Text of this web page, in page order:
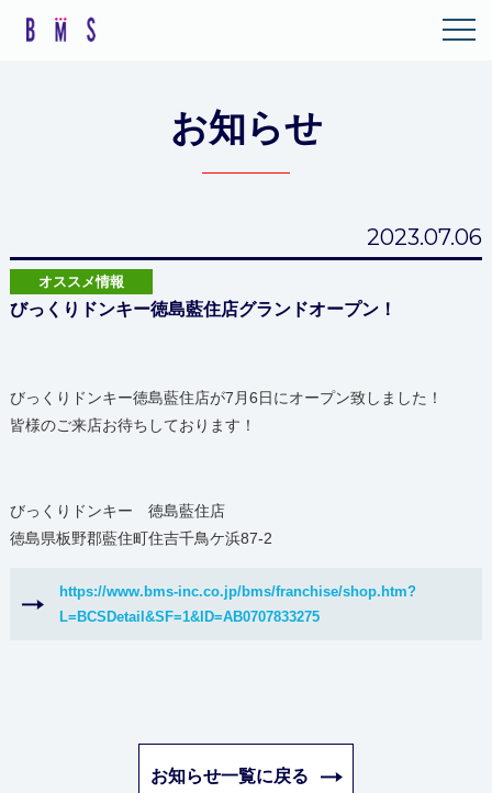
お知らせ
2023.07.06
オススメ情報
びっくりドンキー徳島藍住店グランドオープン！
びっくりドンキー徳島藍住店が7月6日にオープン致しました！
皆様のご来店お待ちしております！
びっくりドンキー 徳島藍住店
徳島県板野郡藍住町住吉千鳥ケ浜87-2
https://www.bms-inc.co.jp/bms/franchise/shop.htm?
L=BCSDetail&SF=1&ID=AB0707833275
お知らせ一覧に戻る